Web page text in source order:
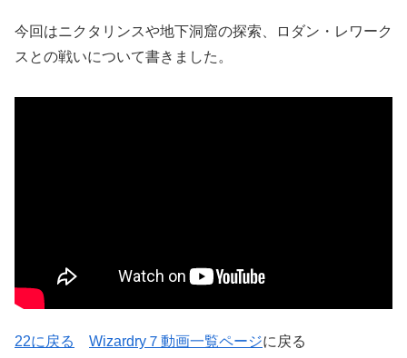
今回はニクタリンスや地下洞窟の探索、ロダン・レワーク
スとの戦いについて書きました。
22に戻る Wizardry７動画一覧ページに戻る